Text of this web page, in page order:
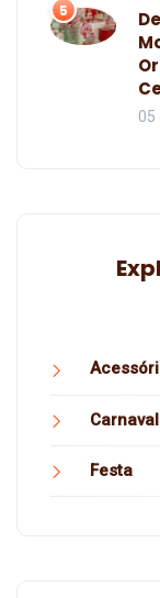
5
05
Carnaval
Festa